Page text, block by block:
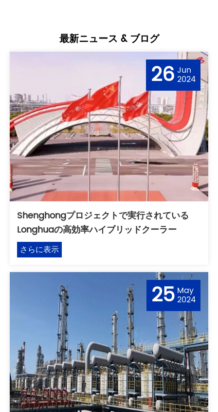
最新ニュース & ブログ
26 Jun
2024
Shenghongプロジェクトで実行されている
Longhuaの高効率ハイブリッドクーラー
さらに表示
25 May
2024